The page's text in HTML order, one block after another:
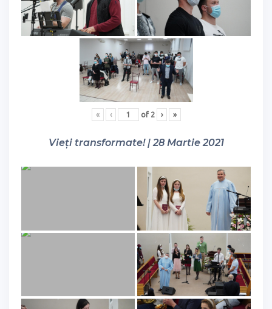
« ‹ of 2 › »
Vieți transformate! | 28 Martie 2021